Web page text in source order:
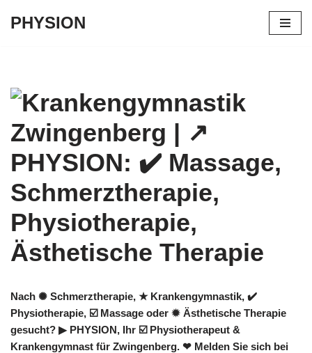
PHYSION
Nach ✺ Schmerztherapie, ★ Krankengymnastik, ✔️
Physiotherapie, ☑️ Massage oder ✹ Ästhetische Therapie
gesucht? ▶︎ PHYSION, Ihr ☑️ Physiotherapeut &
Krankengymnast für Zwingenberg. ❤ Melden Sie sich bei